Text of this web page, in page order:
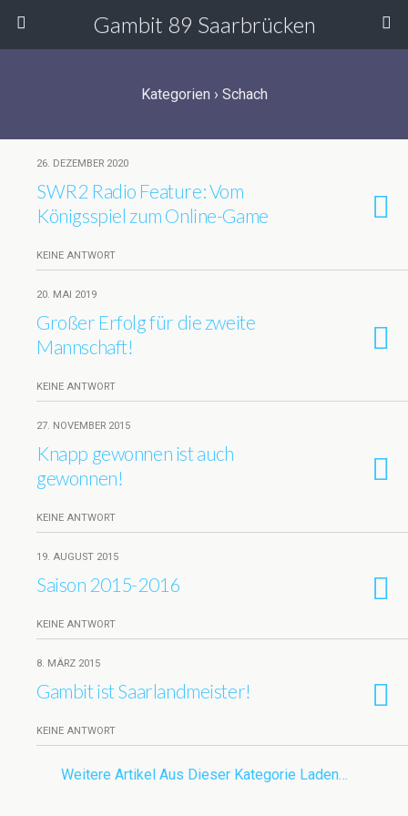
Gambit 89 Saarbrücken
Kategorien › Schach
26. DEZEMBER 2020
SWR2 Radio Feature: Vom
Königsspiel zum Online-Game
KEINE ANTWORT
20. MAI 2019
Großer Erfolg für die zweite
Mannschaft!
KEINE ANTWORT
27. NOVEMBER 2015
Knapp gewonnen ist auch
gewonnen!
KEINE ANTWORT
19. AUGUST 2015
Saison 2015-2016
KEINE ANTWORT
8. MÄRZ 2015
Gambit ist Saarlandmeister!
KEINE ANTWORT
Weitere Artikel Aus Dieser Kategorie Laden…